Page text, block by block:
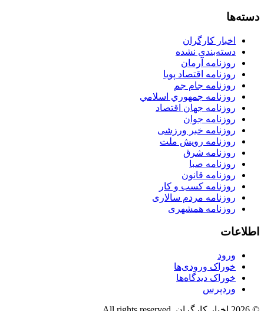
دسته‌ها
اخبار کارگران
دسته‌بندی نشده
روزنامه آرمان
روزنامه اقتصاد پویا
روزنامه جام جم
روزنامه جمهوري اسلامي
روزنامه جهان اقتصاد
روزنامه جوان
روزنامه خبر ورزشى
روزنامه رویش ملت
روزنامه شرق
روزنامه صبا
روزنامه قانون
روزنامه كسب و كار
روزنامه مردم سالاری
روزنامه همشهری
اطلاعات
ورود
خوراک ورودی‌ها
خوراک دیدگاه‌ها
وردپرس